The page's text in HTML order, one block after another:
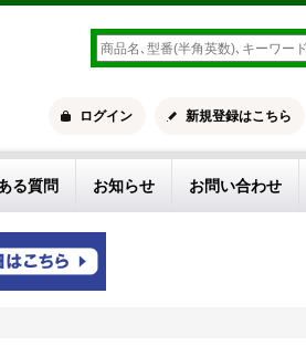
ログイン 新規登録はこちら
る質問 お知らせ お問い合わせ